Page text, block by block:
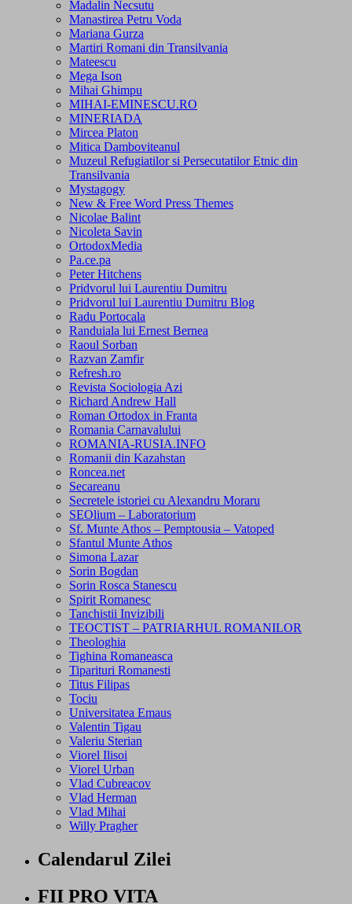
Madalin Necsutu
Manastirea Petru Voda
Mariana Gurza
Martiri Romani din Transilvania
Mateescu
Mega Ison
Mihai Ghimpu
MIHAI-EMINESCU.RO
MINERIADA
Mircea Platon
Mitica Damboviteanul
Muzeul Refugiatilor si Persecutatilor Etnic din
Transilvania
Mystagogy
New & Free Word Press Themes
Nicolae Balint
Nicoleta Savin
OrtodoxMedia
Pa.ce.pa
Peter Hitchens
Pridvorul lui Laurentiu Dumitru
Pridvorul lui Laurentiu Dumitru Blog
Radu Portocala
Randuiala lui Ernest Bernea
Raoul Sorban
Razvan Zamfir
Refresh.ro
Revista Sociologia Azi
Richard Andrew Hall
Roman Ortodox in Franta
Romania Carnavalului
ROMANIA-RUSIA.INFO
Romanii din Kazahstan
Roncea.net
Secareanu
Secretele istoriei cu Alexandru Moraru
SEOlium – Laboratorium
Sf. Munte Athos – Pemptousia – Vatoped
Sfantul Munte Athos
Simona Lazar
Sorin Bogdan
Sorin Rosca Stanescu
Spirit Romanesc
Tanchistii Invizibili
TEOCTIST – PATRIARHUL ROMANILOR
Theologhia
Tighina Romaneasca
Tiparituri Romanesti
Titus Filipas
Tociu
Universitatea Emaus
Valentin Tigau
Valeriu Sterian
Viorel Ilisoi
Viorel Urban
Vlad Cubreacov
Vlad Herman
Vlad Mihai
Willy Pragher
Calendarul Zilei
FII PRO VITA